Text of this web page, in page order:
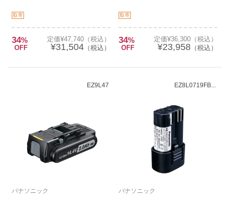
取寄
34%
OFF
定価¥47,740（税込）
¥31,504（税込）
取寄
34%
OFF
定価¥36,300（税込）
¥23,958（税込）
EZ9L47
パナソニック
EZ8L0719FB...
パナソニック